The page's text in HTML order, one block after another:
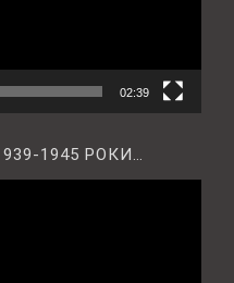
02:39
1945 РОКИ…